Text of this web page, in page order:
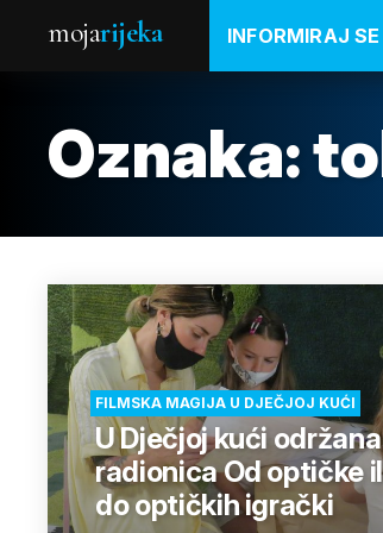
mojarijeka INFORMIRAJ SE
Oznaka:
FILMSKA MAGIJA U DJEČJOJ KUĆI
U Dječjoj kući održana
radionica Od optičke
do optičkih igrački